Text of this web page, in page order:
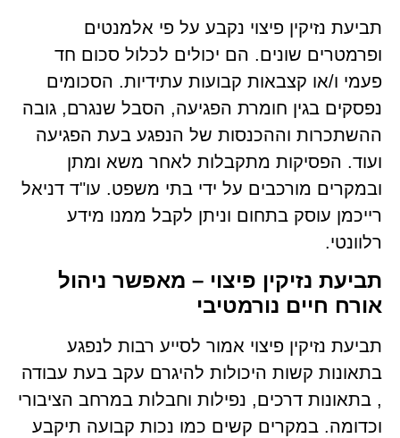
תביעת נזיקין פיצוי נקבע על פי אלמנטים
ופרמטרים שונים. הם יכולים לכלול סכום חד
פעמי ו/או קצבאות קבועות עתידיות. הסכומים
נפסקים בגין חומרת הפגיעה, הסבל שנגרם, גובה
ההשתכרות וההכנסות של הנפגע בעת הפגיעה
ועוד. הפסיקות מתקבלות לאחר משא ומתן
ובמקרים מורכבים על ידי בתי משפט. עו"ד דניאל
רייכמן עוסק בתחום וניתן לקבל ממנו מידע
רלוונטי.
תביעת נזיקין פיצוי – מאפשר ניהול
אורח חיים נורמטיבי
תביעת נזיקין פיצוי אמור לסייע רבות לנפגע
בתאונות קשות היכולות להיגרם עקב בעת עבודה
, בתאונות דרכים, נפילות וחבלות במרחב הציבורי
וכדומה. במקרים קשים כמו נכות קבועה תיקבע